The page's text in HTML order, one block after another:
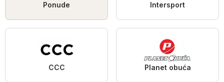
Ponude Intersport
CCC Planet obuća